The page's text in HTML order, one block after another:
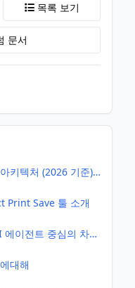
목록 보기
문서
Claude 에이전트 최신 아키텍처 (2026 기준) — 구조, 레이어, 그리고 실제 동작 방식
Print Save 툴 소개
Google Antigravity: AI 에이전트 중심의 차세대 IDE — 기능, 장점, 그리고 Cursor와의 비교
대해